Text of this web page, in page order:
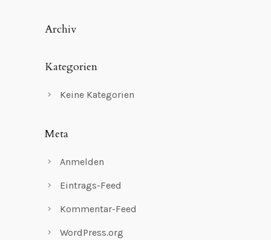
Archiv
Kategorien
Keine Kategorien
Meta
Anmelden
Eintrags-Feed
Kommentar-Feed
WordPress.org